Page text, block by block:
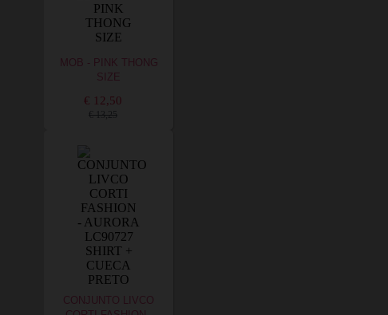
MOB - PINK THONG
SIZE
€ 12,50
€ 13,25
CONJUNTO LIVCO